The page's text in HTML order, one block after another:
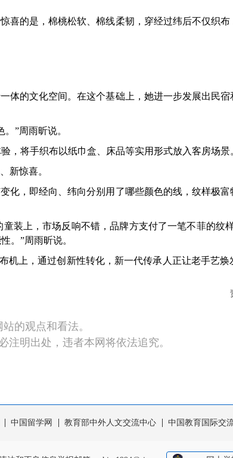
的是，棉桃松软、棉线柔韧，穿经过纬后不仅织布
的文化空间。在这个基础上，她进一步发展出民宿
”周雨昕说。
将手织布以纸巾盒、床品等实用形式放入客房场景
新惊喜。
，即经向、纬向分别用了哪些颜色的线，纹样极富
上，市场反响不错，品牌方支付了一笔不菲的纹
。”周雨昕说。
上，通过创新性转化，新一代传承人正让老手艺焕
的观点和看法。
明出处，违者本网将依法追究。
中国留学网 教育部中外人文交流中心 中国教育国际交